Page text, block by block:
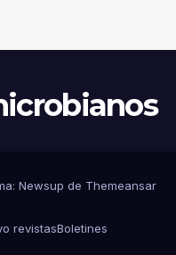
Newsup de Themeansar
revistasBoletines